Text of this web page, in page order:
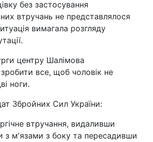
без застосування
втручань не представлялося
вимагала розгляду
центру Шалімова
все, щоб чоловік не
ноги.
Збройних Сил України:
втручання, видаливши
з м'язами з боку та пересадивши